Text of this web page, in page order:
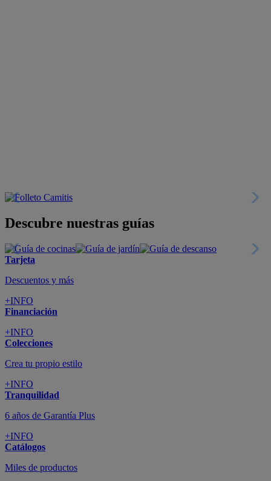
Descubre nuestras guías
Tarjeta
Descuentos y más
+INFO
Financiación
+INFO
Colecciones
Crea tu propio estilo
+INFO
Tranquilidad
6 años de Garantía Plus
+INFO
Catálogos
Miles de productos